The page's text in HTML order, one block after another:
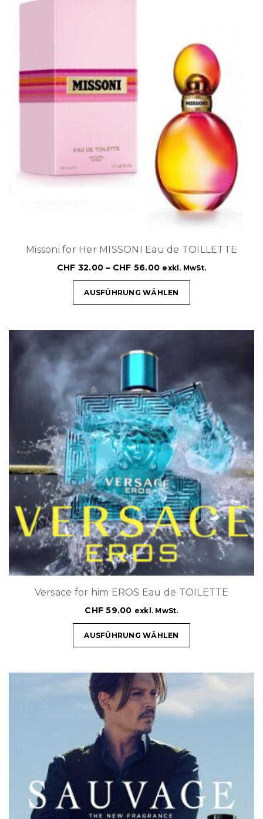
Missoni for Her MISSONI Eau de TOILLETTE
CHF 32.00 – CHF 56.00 exkl. MwSt.
AUSFÜHRUNG WÄHLEN
Versace for him EROS Eau de TOILETTE
CHF 59.00 exkl. MwSt.
AUSFÜHRUNG WÄHLEN